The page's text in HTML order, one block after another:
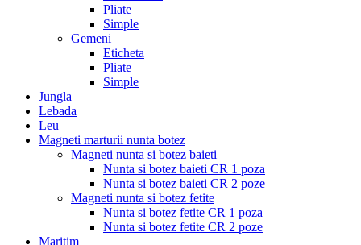
Pliate
Simple
Gemeni
Eticheta
Pliate
Simple
Jungla
Lebada
Leu
Magneti marturii nunta botez
Magneti nunta si botez baieti
Nunta si botez baieti CR 1 poza
Nunta si botez baieti CR 2 poze
Magneti nunta si botez fetite
Nunta si botez fetite CR 1 poza
Nunta si botez fetite CR 2 poze
Maritim